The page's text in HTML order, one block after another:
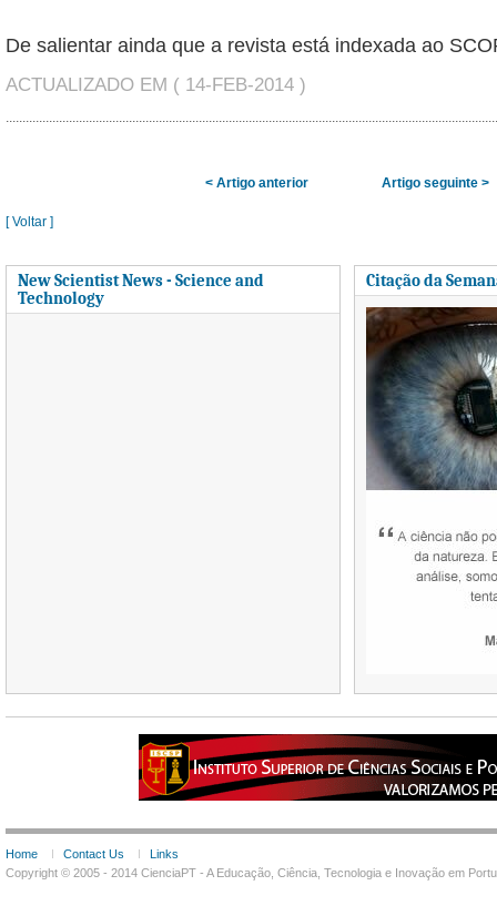
De salientar ainda que a revista está indexada ao
ACTUALIZADO EM ( 14-FEB-2014 )
< Artigo anterior Artigo seguinte >
[ Voltar ]
New Scientist News - Science and
Technology
Citação da
Home Contact Us
Links
Copyright © 2005 - 2014 CienciaPT - A Educação, Ciência, Tecnologia e Inovação em